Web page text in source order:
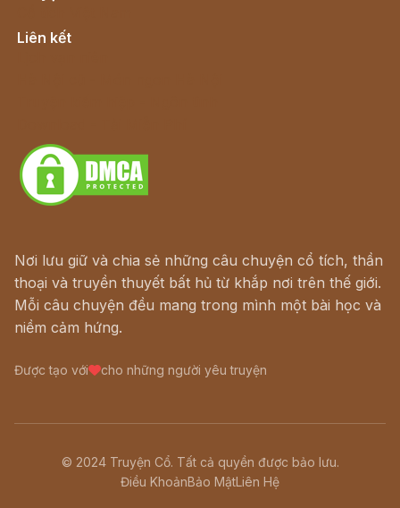
Liên kết
Nơi lưu giữ và chia sẻ những câu chuyện cổ tích, thần
thoại và truyền thuyết bất hủ từ khắp nơi trên thế giới.
Mỗi câu chuyện đều mang trong mình một bài học và
niềm cảm hứng.
Được tạo với cho những người yêu truyện
© 2024 Truyện Cổ. Tất cả quyền được bảo lưu.
Điều KhoảnBảo MậtLiên Hệ